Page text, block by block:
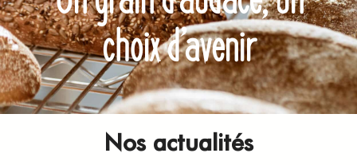
choix d’avenir
Nos actualités